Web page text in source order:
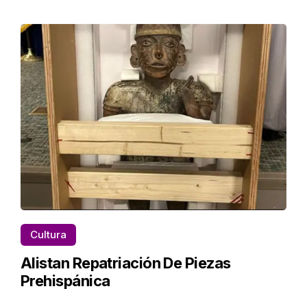
Cultura
Alistan Repatriación De Piezas
Prehispánica